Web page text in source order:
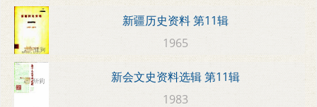
新疆历史资料 第11辑
1965
新会文史资料选辑 第11辑
1983